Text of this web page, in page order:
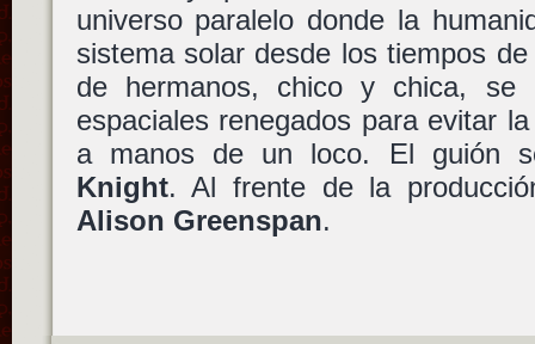
universo paralelo donde la
sistema solar desde los tiempos
de hermanos, chico y chica, se
espaciales renegados para evitar
a manos de un loco. El guión
Knight. Al frente de la
Alison Greenspan.